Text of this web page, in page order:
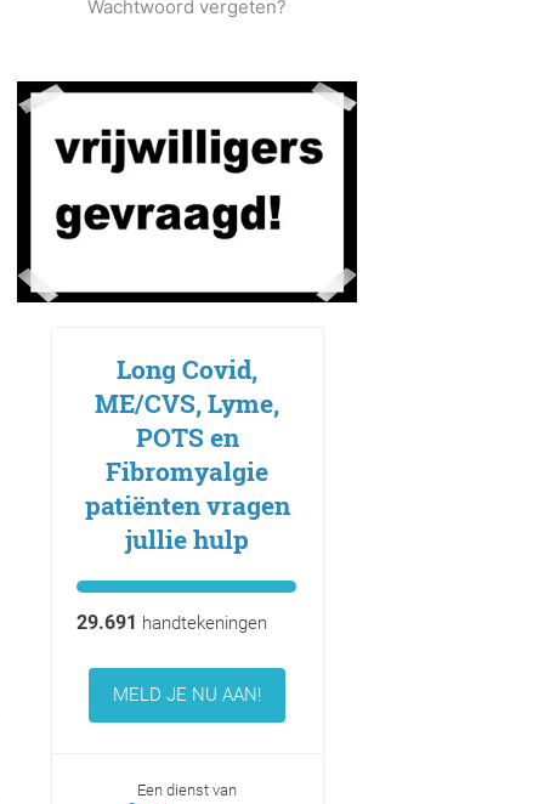
Wachtwoord vergeten?
Long Covid,
ME/CVS, Lyme,
POTS en
Fibromyalgie
patiënten vragen
jullie hulp
29.691 handtekeningen
MELD JE NU AAN!
Een dienst van